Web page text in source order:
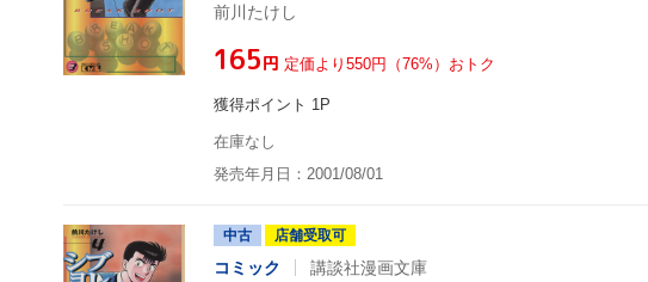
前川たけし
¥165円 定価より550円（76%）おトク
獲得ポイント 1P
在庫なし
発売年月日：2001/08/01
中古 店舗受取可
コミック 講談社漫画文庫